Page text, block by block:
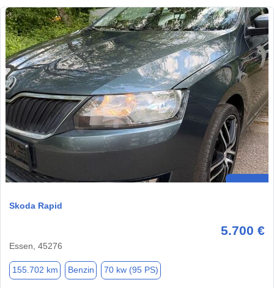
Skoda Rapid
5.700 €
Essen, 45276
155.702 km Benzin 70 kw (95 PS)